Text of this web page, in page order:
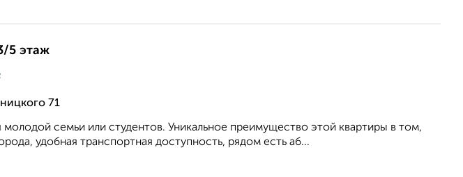
5 этаж
71
молодой семьи или студентов. Уникальное преимущество этой квартиры в том,
удобная транспортная доступность, рядом есть аб...